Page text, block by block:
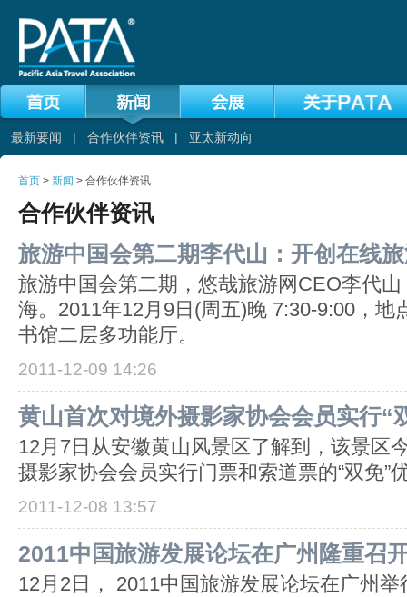
最新要闻 | 合作伙伴资讯 | 亚太新动向
首页 > 新闻 > 合作伙伴资讯
合作伙伴资讯
旅游中国会第二期李代山：开创在线
旅游中国会第二期，悠哉旅游网CEO李代
海。2011年12月9日(周五)晚 7:30-9:00，地
书馆二层多功能厅。
2011-12-09 14:26
黄山首次对境外摄影家协会会员实行“
12月7日从安徽黄山风景区了解到，该景区
摄影家协会会员实行门票和索道票的“双免”
2011-12-08 13:57
2011中国旅游发展论坛在广州隆重召
12月2日， 2011中国旅游发展论坛在广州